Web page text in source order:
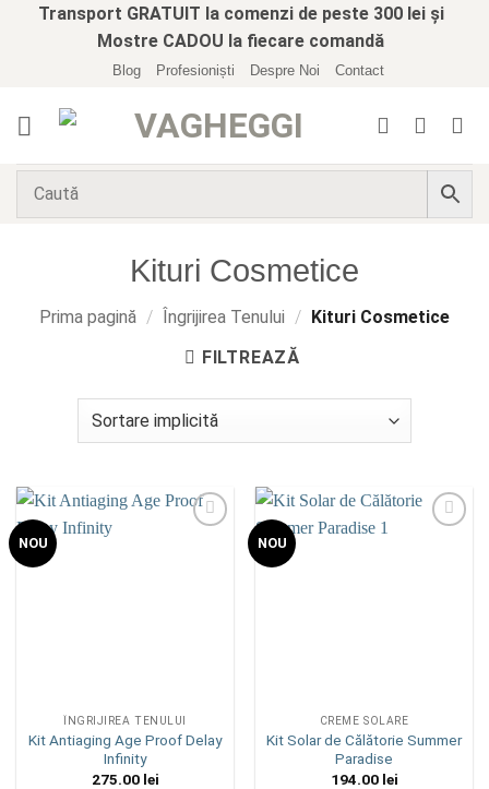
Transport GRATUIT la comenzi de peste 300 lei și
Mostre CADOU la fiecare comandă
Blog Profesioniști Despre Noi Contact
Kituri Cosmetice
Prima pagină / Îngrijirea Tenului /
Kituri Cosmetice
FILTREAZĂ
NOU
ÎNGRIJIREA TENULUI
Kit Antiaging Age Proof Delay
Infinity
275.00 lei
NOU
CREME SOLARE
Kit Solar de Călătorie Summer
Paradise
194.00 lei